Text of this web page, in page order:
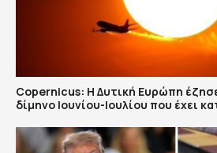
Copernicus: H Δυτική Ευρώπη
δίμηνο Ιουνίου-Ιουλίου που έχει